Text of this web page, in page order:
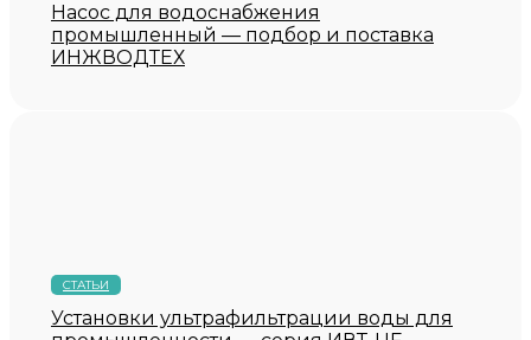
Насос для водоснабжения
промышленный — подбор и поставка
ИНЖВОДТЕХ
СТАТЬИ
Установки ультрафильтрации воды для